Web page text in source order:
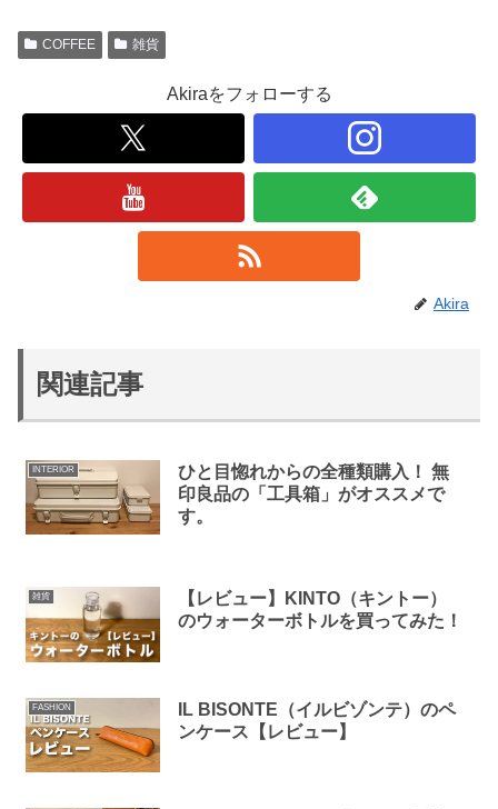
COFFEE 雑貨
Akiraをフォローする
Akira
関連記事
INTERIOR
ひと目惚れからの全種類購入！ 無
印良品の「工具箱」がオススメで
す。
雑貨
【レビュー】KINTO（キントー）
のウォーターボトルを買ってみた！
FASHION
IL BISONTE（イルビゾンテ）のペ
ンケース【レビュー】